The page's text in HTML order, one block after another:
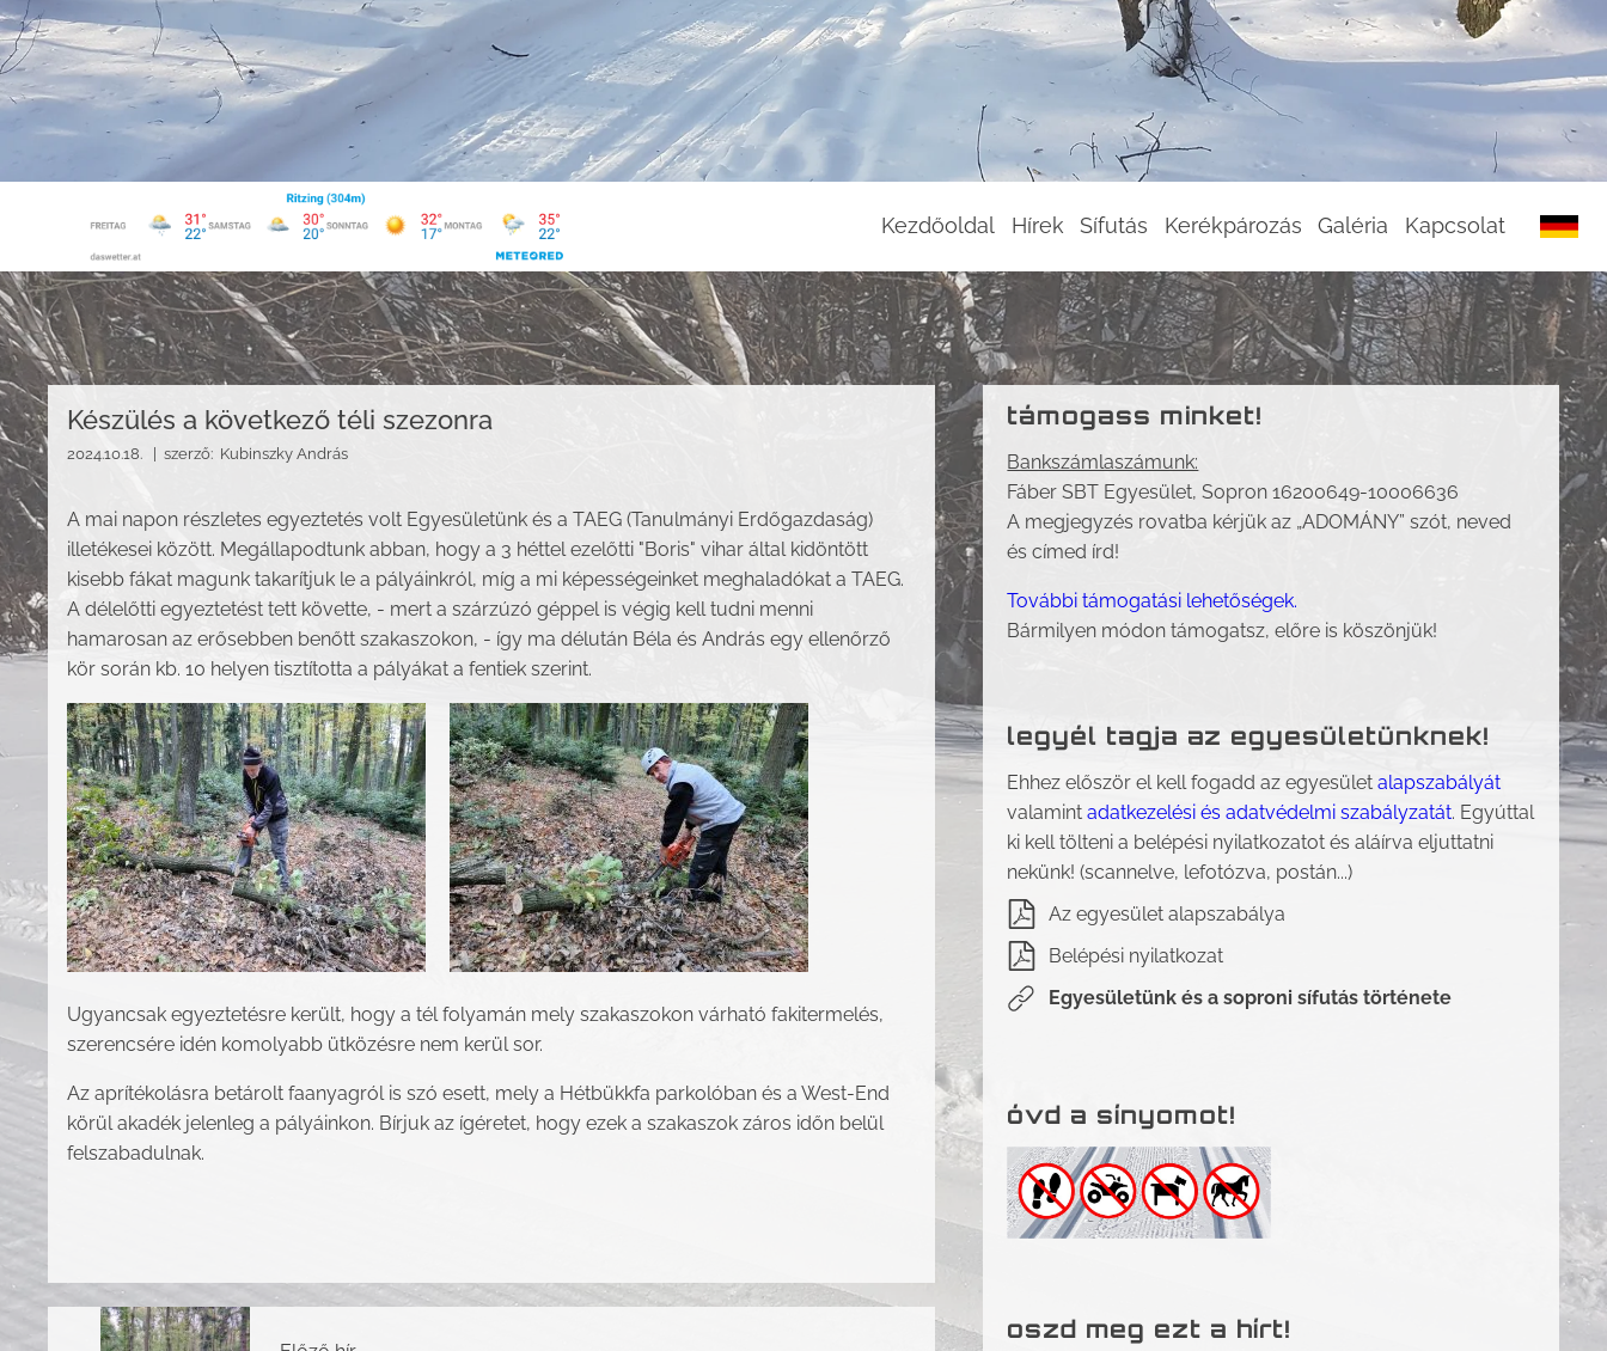
Kezdőoldal Hírek Sífutás Kerékpározás Galéria Kapcsolat
Készülés a következő téli szezonra
2024.10.18. | szerző: Kubinszky András
A mai napon részletes egyeztetés volt Egyesületünk és a TAEG (Tanulmányi Erdőgazdaság)
illetékesei között. Megállapodtunk abban, hogy a 3 héttel ezelőtti "Boris" vihar által kidöntött
kisebb fákat magunk takarítjuk le a pályáinkról, míg a mi képességeinket meghaladókat a TAEG.
A délelőtti egyeztetést tett követte, - mert a szárzúzó géppel is végig kell tudni menni
hamarosan az erősebben benőtt szakaszokon, - így ma délután Béla és András egy ellenőrző
kör során kb. 10 helyen tisztította a pályákat a fentiek szerint.
Ugyancsak egyeztetésre került, hogy a tél folyamán mely szakaszokon várható fakitermelés,
szerencsére idén komolyabb ütközésre nem kerül sor.
Az aprítékolásra betárolt faanyagról is szó esett, mely a Hétbükkfa parkolóban és a West-End
körül akadék jelenleg a pályáinkon. Bírjuk az ígéretet, hogy ezek a szakaszok záros időn belül
felszabadulnak.
támogass minket!
Bankszámlaszámunk:
Fáber SBT Egyesület, Sopron 16200649-10006636
A megjegyzés rovatba kérjük az „ADOMÁNY” szót, neved
és címed írd!
További támogatási lehetőségek.
Bármilyen módon támogatsz, előre is köszönjük!
legyél tagja az egyesületünknek!
Ehhez először el kell fogadd az egyesületalapszabályát
valamintadatkezelési és adatvédelmi szabályzatát. Egyúttal
ki kell tölteni a belépési nyilatkozatot és aláírva eljuttatni
nekünk! (scannelve, lefotózva, postán...)
Az egyesület alapszabálya
Belépési nyilatkozat
Egyesületünk és a soproni sífutás története
óvd a sínyomot!
oszd meg ezt a hírt!